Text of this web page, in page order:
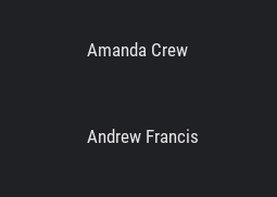
Amanda Crew
Andrew Francis